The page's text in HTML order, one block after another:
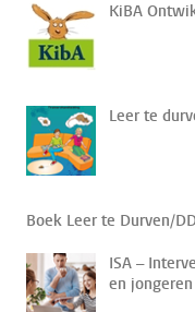
KiBA
Leer te
Boek Leer te Durven/
ISA –
en jongeren